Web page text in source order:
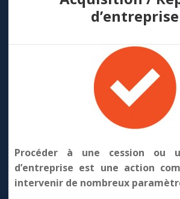
d’entreprise
Procéder à une cession ou
d’entreprise est une action
intervenir de nombreux